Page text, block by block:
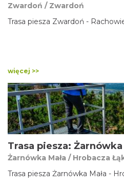
Zwardoń / Zwardoń
Trasa piesza Zwardoń -
więcej >>
Żarnówka Mała / Hrobacza
Trasa piesza Żarnówka Mała -